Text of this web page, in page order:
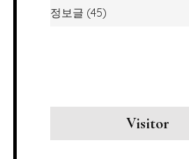
정보글 (45)
Visitor